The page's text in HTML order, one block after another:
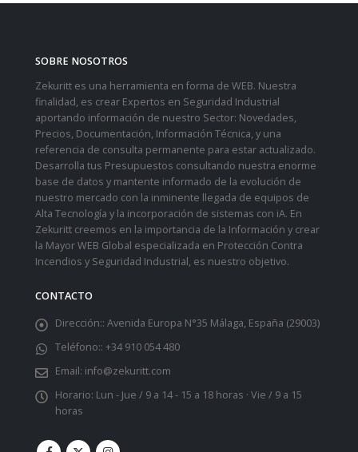
SOBRE NOSOTROS
Zekuritt es una herramienta en forma de WEB. Nuestra
finalidad, es crear Expertos en Seguridad Industrial
aportando información de nuestro Sector: Novedades,
Precios, Documentación, Información Técnica, y una
referencia de consulta permanente para estar actualizado.
Desarrolla tus Presupuestos consultando nuestra enorme
base de datos y mantente informado de la evolución de
nuestro mercado con la inminente llegada de equipos de
Alta Tecnología y la incorporación de sistemas con iA. En
Zekuritt creemos en la importancia de la Información y crear
la Mayor WEB Global especializada en Protección Contra
Incendios y Seguridad Industrial, es nuestro objetivo.
CONTACTO
Dirección:: Avenida Europa N°35 Málaga, España (29003)
Teléfono:: +34 910 054 480
Email: info@zekuritt.com
Horario: Lun - Jue / 9 a 14 - 15 a 18 horas · Vie / 9 a 15
horas